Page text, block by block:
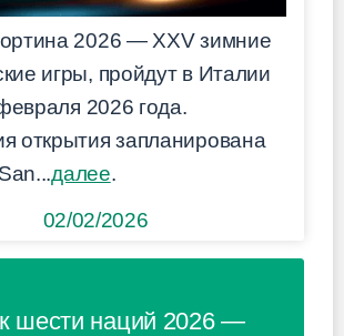
2026 — XXV зимние
игры, пройдут в Италии
2026 года.
открытия запланирована
далее.
02/02/2026
шести наций 2026 —